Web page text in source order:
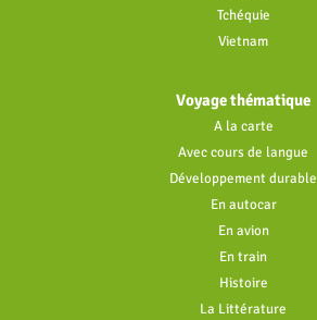
Tchéquie
Vietnam
Voyage thématique
A la carte
Avec cours de langue
Développement durable
En autocar
En avion
En train
Histoire
La Littérature